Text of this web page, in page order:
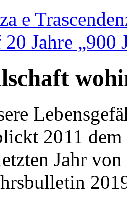
e
Jahre „900
2011
Jahr